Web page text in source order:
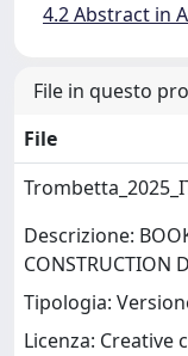
4.2 Abstract in
File in questo
File
Descrizione:
CONSTRUCTION
Tipologia:
Licenza: Creative